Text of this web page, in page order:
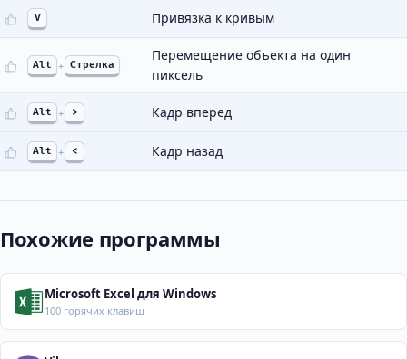
V Привязка к кривым
Alt + Стрелка
Перемещение объекта на один
пиксель
Alt + > Кадр вперед
Alt + < Кадр назад
Похожие программы
Microsoft Excel для Windows
100 горячих клавиш